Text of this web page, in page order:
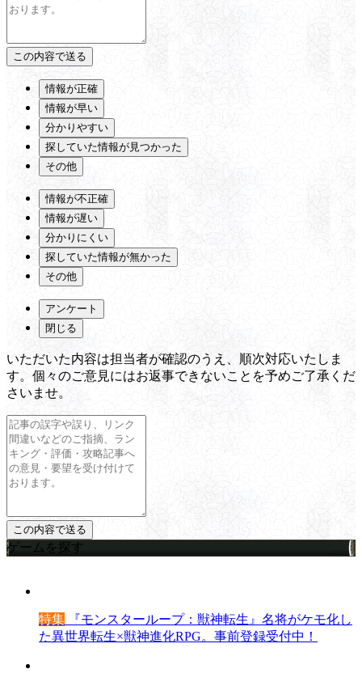
情報が正確
情報が早い
分かりやすい
探していた情報が見つかった
その他
情報が不正確
情報が遅い
分かりにくい
探していた情報が無かった
その他
アンケート
閉じる
いただいた内容は担当者が確認のうえ、順次対応いたしま
す。個々のご意見にはお返事できないことを予めご了承くだ
さいませ。
ゲームを探す
特集 『モンスターループ：獣神転生』名将がケモ化し
た異世界転生×獣神進化RPG。事前登録受付中！